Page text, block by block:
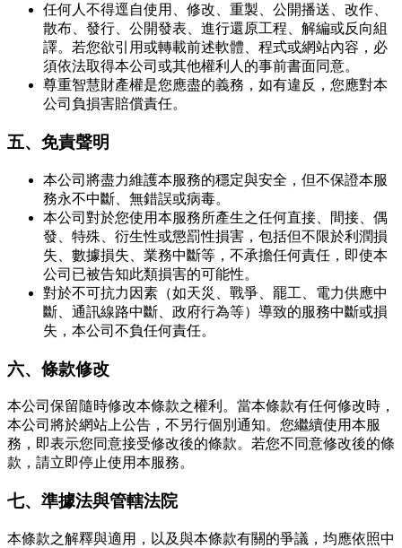
任何人不得逕自使用、修改、重製、公開播送、改作、
散布、發行、公開發表、進行還原工程、解編或反向組
譯。若您欲引用或轉載前述軟體、程式或網站內容，必
須依法取得本公司或其他權利人的事前書面同意。
尊重智慧財產權是您應盡的義務，如有違反，您應對本
公司負損害賠償責任。
五、免責聲明
本公司將盡力維護本服務的穩定與安全，但不保證本服
務永不中斷、無錯誤或病毒。
本公司對於您使用本服務所產生之任何直接、間接、偶
發、特殊、衍生性或懲罰性損害，包括但不限於利潤損
失、數據損失、業務中斷等，不承擔任何責任，即使本
公司已被告知此類損害的可能性。
對於不可抗力因素（如天災、戰爭、罷工、電力供應中
斷、通訊線路中斷、政府行為等）導致的服務中斷或損
失，本公司不負任何責任。
六、條款修改
本公司保留隨時修改本條款之權利。當本條款有任何修改時，
本公司將於網站上公告，不另行個別通知。您繼續使用本服
務，即表示您同意接受修改後的條款。若您不同意修改後的條
款，請立即停止使用本服務。
七、準據法與管轄法院
本條款之解釋與適用，以及與本條款有關的爭議，均應依照中